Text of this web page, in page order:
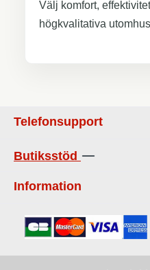
Välj komfort,
högkvalitativa
Telefonsupport
Butiksstöd
Information